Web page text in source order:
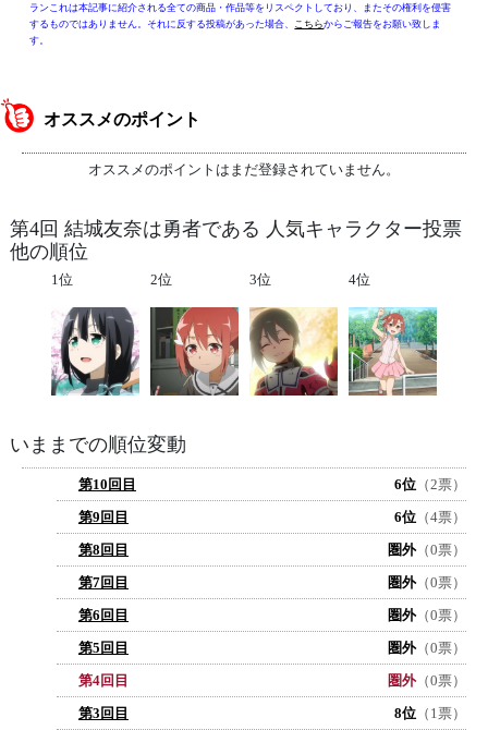
ランこれは本記事に紹介される全ての商品・作品等をリスペクトしており、またその権利を侵害
するものではありません。それに反する投稿があった場合、
こちらからご報告をお願い致しま
す。
オススメのポイント
オススメのポイントはまだ登録されていません。
第4回 結城友奈は勇者である 人気キャラクター投票
他の順位
1位 2位 3位 4位
いままでの順位変動
第10回目 6位 （2票）
第9回目
6位 （4票）
第8回目
圏外（0票）
第7回目
圏外（0票）
第6回目
圏外（0票）
第5回目
圏外（0票）
第4回目
圏外（0票）
第3回目
8位 （1票）